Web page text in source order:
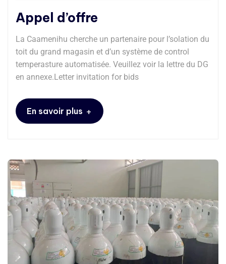
Appel d’offre
La Caamenihu cherche un partenaire pour l’solation du
toit du grand magasin et d’un système de control
temperasture automatisée. Veuillez voir la lettre du DG
en annexe.Letter invitation for bids
En savoir plus +